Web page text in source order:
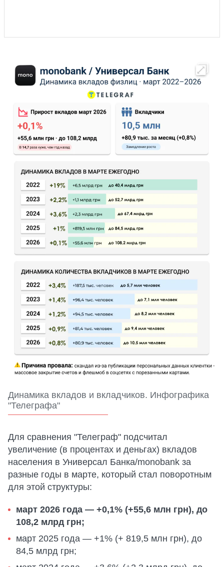
Динамика вкладов и вкладчиков. Инфографика
"Телеграфа"
Для сравнения "Телеграф" подсчитал
увеличение (в процентах и деньгах) вкладов
населения в Универсал Банка/monobank за
разные годы в марте, который стал поворотным
для этой структуры:
март 2026 года — +0,1% (+55,6 млн грн), до
108,2 млрд грн;
март 2025 года — +1% (+ 819,5 млн грн), до
84,5 млрд грн;